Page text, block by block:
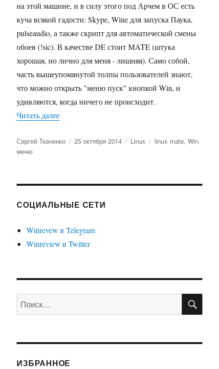
на этой машине, и в силу этого под Арчем в ОС есть
куча всякой гадости: Skype, Wine для запуска Паука,
pulseaudio, а также скрипт для автоматической смены
обоев (!sic). В качестве DE стоит MATE (штука
хорошая, но лично для меня - лишняя). Само собой,
часть вышеупомянутой толпы пользователей знают,
что можно открыть "меню пуск" кнопкой Win, и
удивляются, когда ничего не происходит.
Читать далее«Открываем меню клавишей Win в MATE»
Автор
Сергей Ткаченко Опубликовано
25 октября 2014 Рубрики
Linux Метки
linux mate,Win
меню
СОЦИАЛЬНЫЕ СЕТИ
Winrevew в Telegram
Winreview в Twitter
Искать:
ИЗБРАННОЕ